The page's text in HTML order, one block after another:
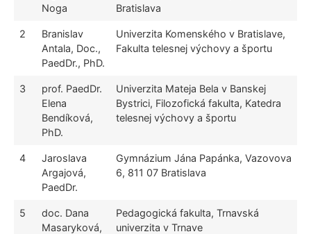
Noga
Bratislava
2
Branislav
Antala, Doc.,
PaedDr., PhD.
Univerzita Komenského v Bratislave,
Fakulta telesnej výchovy a športu
3
prof. PaedDr.
Elena
Bendíková,
PhD.
Univerzita Mateja Bela v Banskej
Bystrici, Filozofická fakulta, Katedra
telesnej výchovy a športu
4
Jaroslava
Argajová,
PaedDr.
Gymnázium Jána Papánka, Vazovova
6, 811 07 Bratislava
5
doc. Dana
Masaryková,
Pedagogická fakulta, Trnavská
univerzita v Trnave